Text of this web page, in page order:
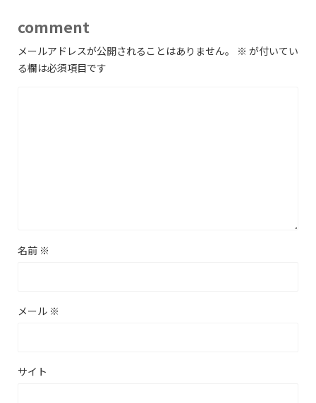
comment
メールアドレスが公開されることはありません。 ※ が付いてい
る欄は必須項目です
名前 ※
メール ※
サイト